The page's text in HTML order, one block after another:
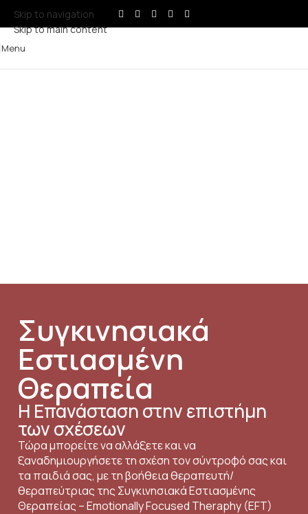
Skip to navigation
Skip to main content
Menu
Συγκινησιακά
Εστιασμένη
Θεραπεία
Η Επανάσταση στην επιστήμη
των σχέσεων
Τώρα μπορείτε να αλλάξετε και να
ξαναδημιουργήσετε τη σχέση τον σύντροφό σας και
τα παιδιά σας, με τη βοήθεια θεραπευτή/
θεραπεύτριας της Συγκινησιακά Εστιασμένης
Θεραπείας – Emotionally Focused Theraphy (EFT)